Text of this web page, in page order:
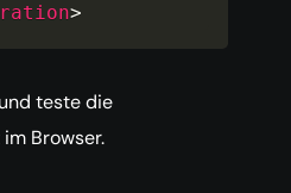
>
teste die
Browser.